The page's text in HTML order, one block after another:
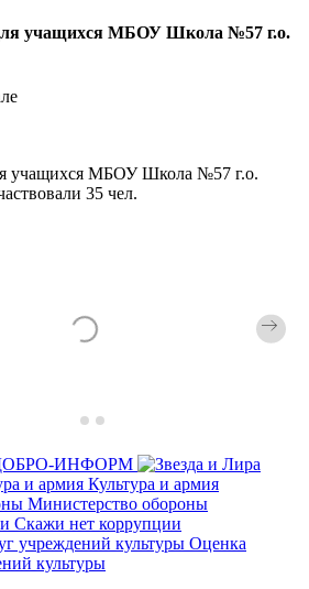
учащихся МБОУ Школа №57 г.о.
учащихся МБОУ Школа №57 г.о.
35 чел.
ИНФОРМ
Культура и армия
Министерство обороны
Скажи нет коррупции
Оценка
культуры